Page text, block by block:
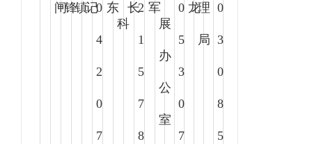
闸锋镇记0
4
2
0
7
东
科
长2
1
5
7
8
军
展
办
公
室
0
5
3
0
7
龙理
局
0
3
0
8
5